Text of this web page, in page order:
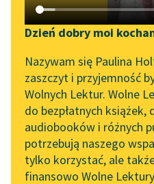
Katalog DAISY
Podkasty o książkach
Aktualności
„Prokurator Alicja Horn”
do słuchania
Byliśmy częścią AI Impact
Lab
Zapraszamy na spotkanie
Dzień dobry moi
Nazywam się Paulina
zaszczyt i przyjemność
Wolnych Lektur. Wolne
do bezpłatnych książek,
audiobooków i różnych
potrzebują naszego
tylko korzystać, ale
finansowo Wolne
Sortuj:
Pogadanka